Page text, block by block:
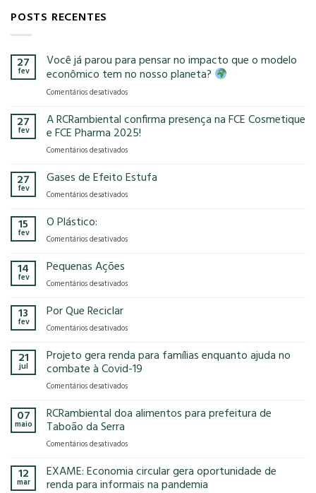
POSTS RECENTES
27
fev
Você já parou para pensar no impacto que o modelo
econômico tem no nosso planeta?
Comentários desativadosem
já
parou
para
pensar
impacto
o
tem
27
fev
A RCRambiental confirma presença na FCE Cosmetique
e FCE Pharma 2025!
Comentários desativadosem
RCRambiental
presença
e
2025!
27
fev
Gases de Efeito Estufa
Comentários desativadosem
Estufa
15
fev
O Plástico:
Comentários desativadosem
14
fev
Pequenas Ações
Comentários desativadosem
13
fev
Por Que Reciclar
Comentários desativadosem
Que
Reciclar
21
jul
Projeto gera renda para famílias enquanto ajuda no
combate à Covid-19
Comentários desativadosem
gera
famílias
ajuda
no
07
maio
RCRambiental doa alimentos para prefeitura de
Taboão da Serra
Comentários desativadosem
doa
alimentos
12
mar
EXAME: Economia circular gera oportunidade de
renda para informais na pandemia